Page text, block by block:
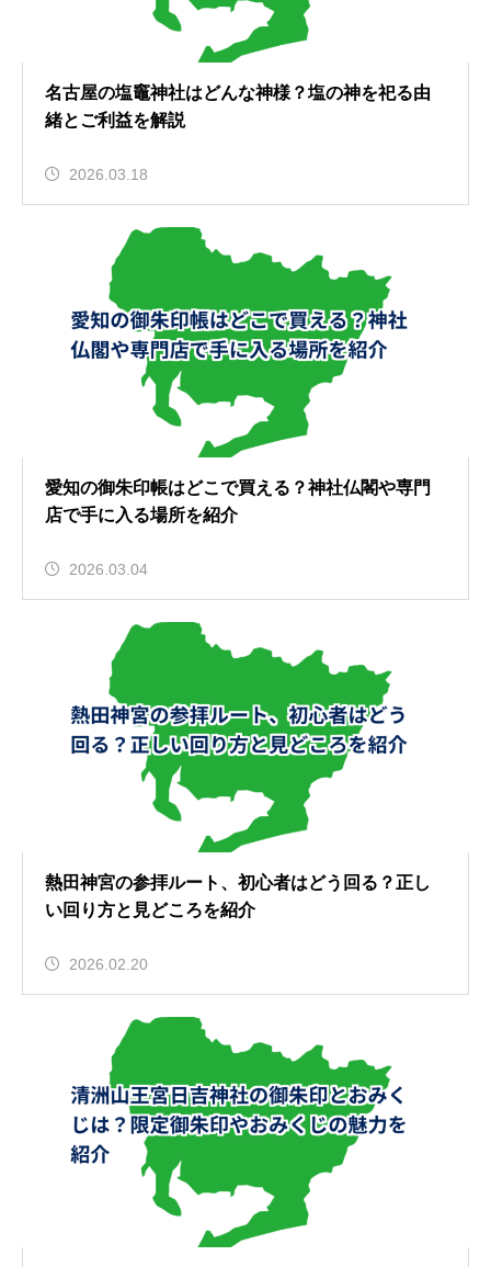
名古屋の塩竈神社はどんな神様？塩の神を祀る由
緒とご利益を解説
2026.03.18
愛知の御朱印帳はどこで買える？神社仏閣や専門
店で手に入る場所を紹介
2026.03.04
熱田神宮の参拝ルート、初心者はどう回る？正し
い回り方と見どころを紹介
2026.02.20